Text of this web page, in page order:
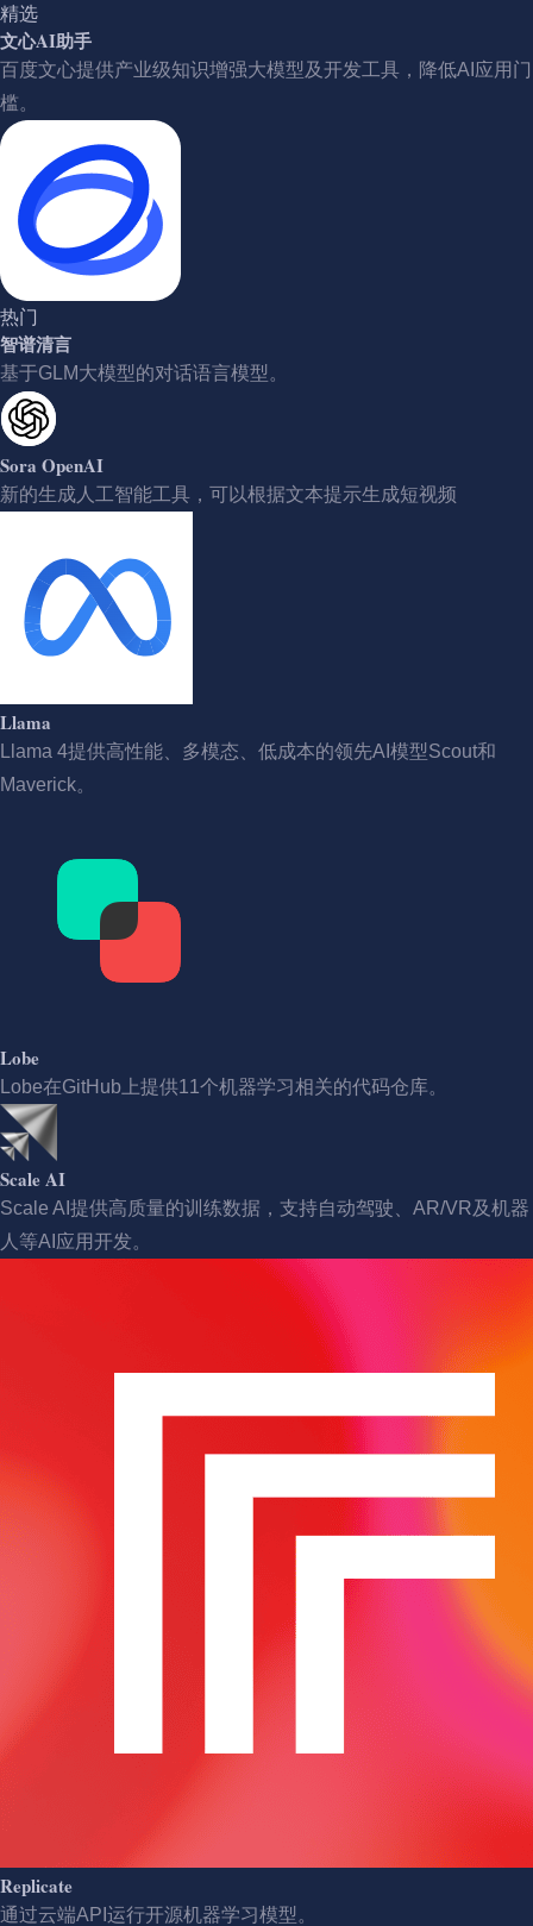
精选
文心AI助手
百度文心提供产业级知识增强大模型及开发工具，降低AI应用门
槛。
热门
智谱清言
基于GLM大模型的对话语言模型。
Sora OpenAI
新的生成人工智能工具，可以根据文本提示生成短视频
Llama
Llama 4提供高性能、多模态、低成本的领先AI模型Scout和
Maverick。
Lobe
Lobe在GitHub上提供11个机器学习相关的代码仓库。
Scale AI
Scale AI提供高质量的训练数据，支持自动驾驶、AR/VR及机器
人等AI应用开发。
Replicate
通过云端API运行开源机器学习模型。